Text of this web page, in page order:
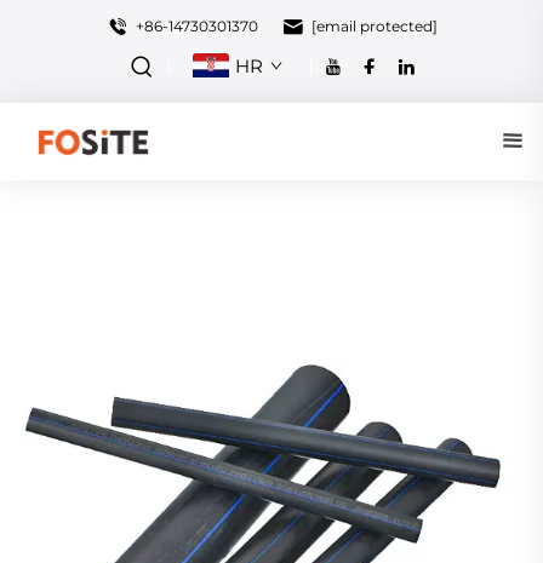
+86-14730301370 [email protected]
HR